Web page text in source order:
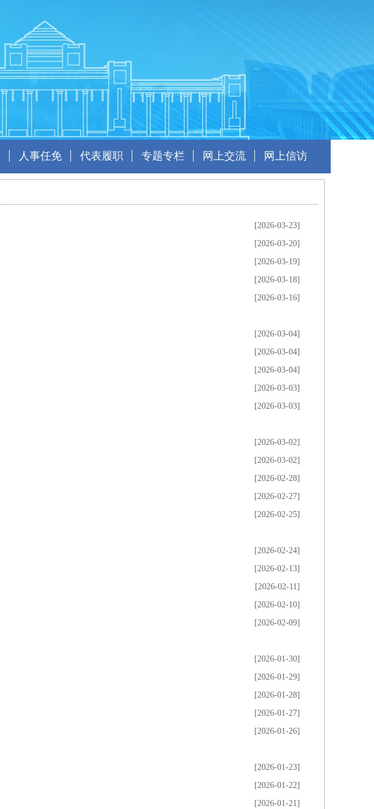
人事任免 代表履职 专题专栏 网上交流 网上信访
[2026-03-23]
[2026-03-20]
[2026-03-19]
[2026-03-18]
[2026-03-16]
[2026-03-04]
[2026-03-04]
[2026-03-04]
[2026-03-03]
[2026-03-03]
[2026-03-02]
[2026-03-02]
[2026-02-28]
[2026-02-27]
[2026-02-25]
[2026-02-24]
[2026-02-13]
[2026-02-11]
[2026-02-10]
[2026-02-09]
[2026-01-30]
[2026-01-29]
[2026-01-28]
[2026-01-27]
[2026-01-26]
[2026-01-23]
[2026-01-22]
[2026-01-21]